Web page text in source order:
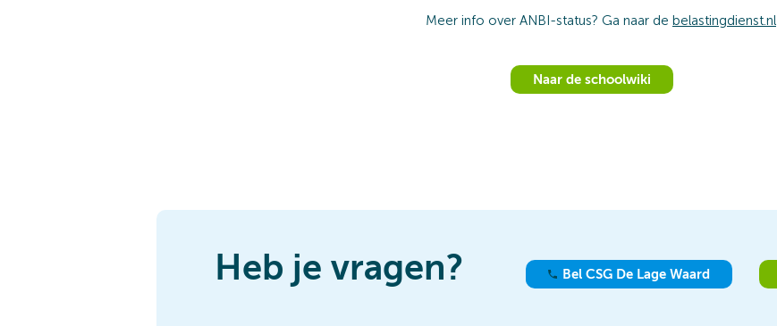
Meer info over ANBI-status? Ga naar de belastingdienst.nl
Naar de schoolwiki
Heb je vragen? Bel CSG De Lage Waard